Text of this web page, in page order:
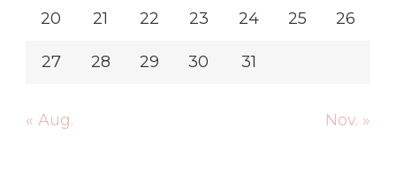
20 21 22 23 24 25 26
27 28 29 30 31
« Aug. Nov. »